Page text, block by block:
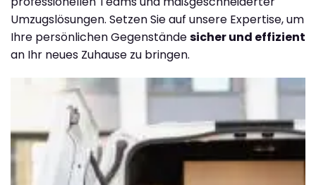
Umzugslösungen. Setzen Sie auf unsere Expertise, um
Ihre persönlichen Gegenständesicher und effizient
an Ihr neues Zuhause zu bringen.